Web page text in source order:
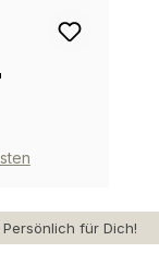
Persönlich für Dich!